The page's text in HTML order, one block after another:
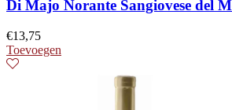
Di Majo Norante Sangiovese del
€13,75
Toevoegen